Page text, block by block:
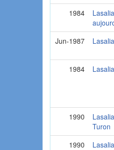
1984
Jun-1987
1984
1990
Turon
1990